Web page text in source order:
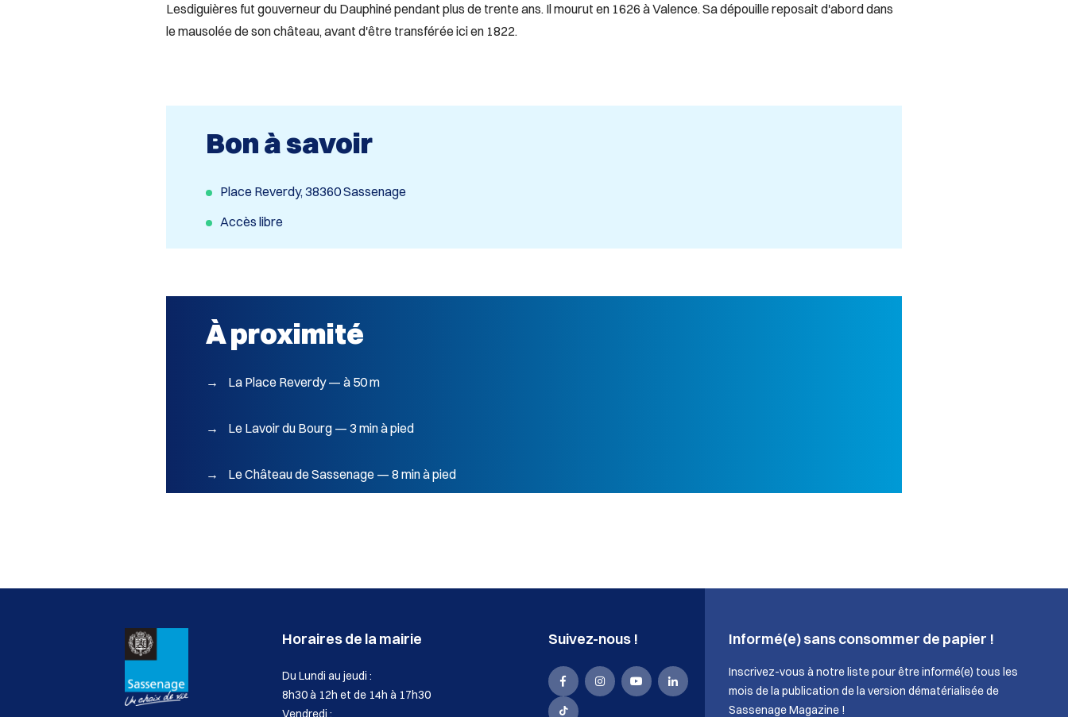
Lesdiguières fut gouverneur du Dauphiné pendant plus de trente ans. Il mourut en 1626 à Valence. Sa dépouille reposait d'abord dans
le mausolée de son château, avant d'être transférée ici en 1822.
Bon à savoir
Place Reverdy, 38360 Sassenage
Accès libre
À proximité
→ La Place Reverdy — à 50 m
→ Le Lavoir du Bourg — 3 min à pied
→ Le Château de Sassenage — 8 min à pied
Horaires de la mairie
Du Lundi au jeudi :
8h30 à 12h et de 14h à 17h30
Suivez-nous !
La
Mairie
La La La
La
Informé(e) sans consommer de papier !
Inscrivez-vous à notre liste pour être informé(e) tous les
mois de la publication de la version dématérialisée de
Sassenage Magazine !